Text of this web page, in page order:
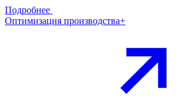
Подробнее
Оптимизация производства+